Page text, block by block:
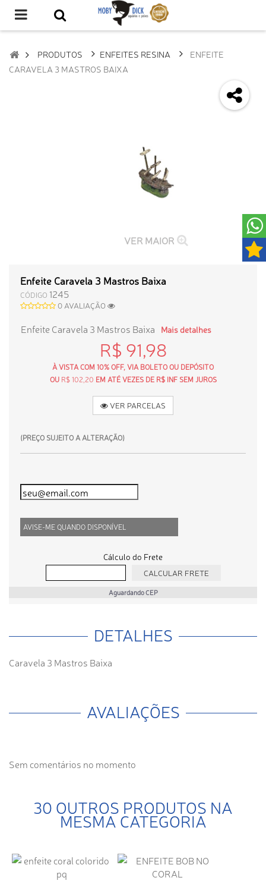
PRODUTOS ENFEITES RESINA
ENFEITE
CARAVELA 3 MASTROS BAIXA
VER MAIOR
Enfeite Caravela 3 Mastros Baixa
CÓDIGO 1245
0 AVALIAÇÃO
Enfeite Caravela 3 Mastros Baixa Mais detalhes
R$ 91,98
À VISTA COM 10% OFF, VIA BOLETO OU DEPÓSITO
OU R$ 102,20 EM ATÉ VEZES DE R$ INF SEM JUROS
VER PARCELAS
(PREÇO SUJEITO A ALTERAÇÃO)
AVISE-ME QUANDO DISPONÍVEL
Cálculo do Frete
Aguardando CEP
DETALHES
Caravela 3 Mastros Baixa
AVALIAÇÕES
Sem comentários no momento
30 OUTROS PRODUTOS NA
MESMA CATEGORIA